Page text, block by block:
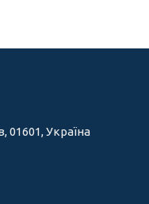
01601, Україна